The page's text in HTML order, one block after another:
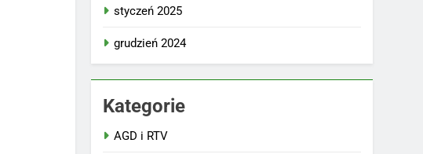
styczeń 2025
grudzień 2024
Kategorie
AGD i RTV